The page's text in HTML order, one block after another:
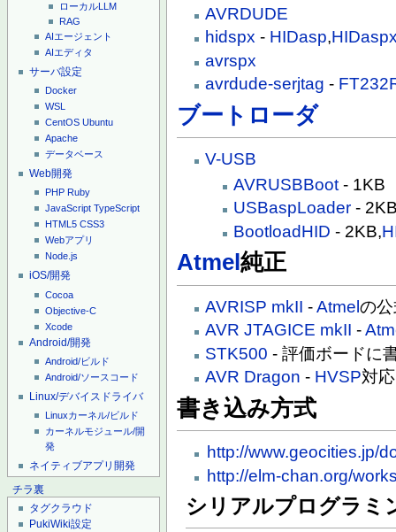
ローカルLLM
RAG
AIエージェント
AIエディタ
サーバ設定
Docker
WSL
CentOS Ubuntu
Apache
データベース
Web開発
PHP Ruby
JavaScript TypeScript
HTML5 CSS3
Webアプリ
Node.js
iOS/開発
Cocoa
Objective-C
Xcode
Android/開発
Android/ビルド
Android/ソースコード
Linux/デバイスドライバ
Linuxカーネル/ビルド
カーネルモジュール/開
発
ネイティブアプリ開発
チラ裏
タグクラウド
PukiWiki設定
AVRDUDE
hidspx - HIDasp,
avrspx
avrdude-serjtag -
ブートローダ
V-USB
AVRUSBBoot - 1KB
USBaspLoader -
BootloadHID - 2KB,
Atmel純正
AVRISP mkII -Atmelの
AVR JTAGICE mkII -
STK500 - 評価ボードに
AVR Dragon - HVSP対応
書き込み方式
http://www.geocities.jp/
http://elm-chan.org/
シリアルプログラミ